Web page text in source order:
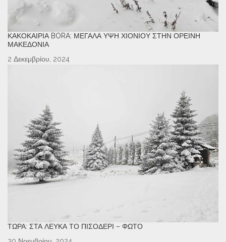
ΚΑΚΟΚΑΙΡΊΑ BORA: ΜΕΓΆΛΑ ΎΨΗ ΧΙΟΝΙΟΎ ΣΤΗΝ ΟΡΕΙΝΉ
ΜΑΚΕΔΟΝΊΑ
2 Δεκεμβρίου, 2024
ΤΏΡΑ: ΣΤΑ ΛΕΥΚΆ ΤΟ ΠΙΣΟΔΈΡΙ – ΦΩΤΌ